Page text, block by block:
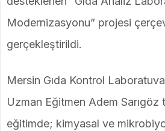
Modernizasyonu” projesi
gerçekleştirildi.
Mersin Gıda Kontrol
Uzman Eğitmen Adem Sarıgöz
eğitimde; kimyasal ve